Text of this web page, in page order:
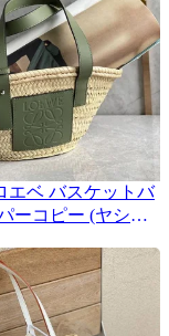
エベ バスケットバ
ーコピー (ヤシの
フ) A223S92X04